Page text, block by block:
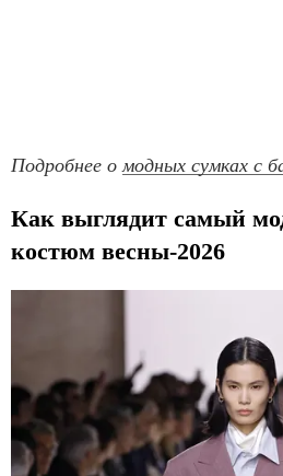
Подробнее о модных сумках с
Как выглядит самый
костюм весны-2026